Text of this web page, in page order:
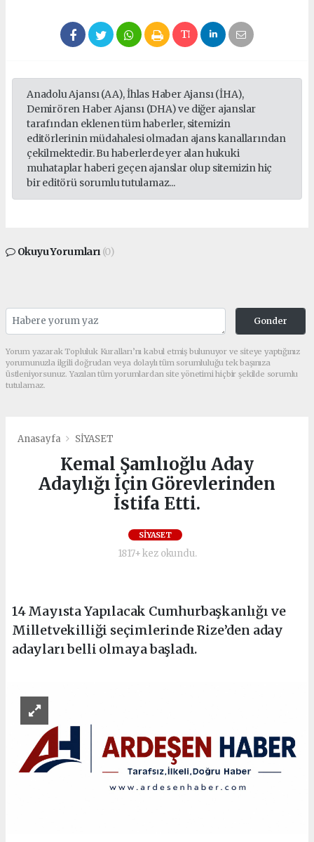
Anadolu Ajansı (AA), İhlas Haber Ajansı (İHA),
Demirören Haber Ajansı (DHA) ve diğer ajanslar
tarafından eklenen tüm haberler, sitemizin
editörlerinin müdahalesi olmadan ajans kanallarından
çekilmektedir. Bu haberlerde yer alan hukuki
muhataplar haberi geçen ajanslar olup sitemizin hiç
bir editörü sorumlu tutulamaz...
Okuyu Yorumları (0)
Gonder
Yorum yazarak Topluluk Kuralları’nı kabul etmiş bulunuyor ve siteye yaptığınız
yorumunuzla ilgili doğrudan veya dolaylı tüm sorumluluğu tek başınıza
üstleniyorsunuz. Yazılan tüm yorumlardan site yönetimi hiçbir şekilde sorumlu
tutulamaz.
Anasayfa SİYASET
Kemal Şamlıoğlu Aday
Adaylığı İçin Görevlerinden
İstifa Etti.
SİYASET
1817+ kez okundu.
14 Mayısta Yapılacak Cumhurbaşkanlığı ve
Milletvekilliği seçimlerinde Rize’den aday
adayları belli olmaya başladı.